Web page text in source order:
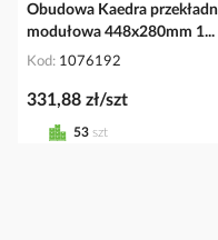
Obudowa Kaedra
modułowa 448x280mm 1...
Kod 1076192
331,88 zł/szt
53 szt